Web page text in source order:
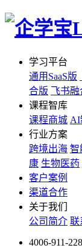
学习平台
通用SaaS版
合版 飞书融
课程智库
课程商城 AI
行业方案
跨境出海 智
康 生物医药
客户案例
渠道合作
关于我们
公司简介 联
4006-911-228